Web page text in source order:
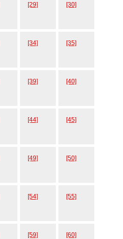
[29] [30]
[34] [35]
[39] [40]
[44] [45]
[49] [50]
[54] [55]
[59] [60]